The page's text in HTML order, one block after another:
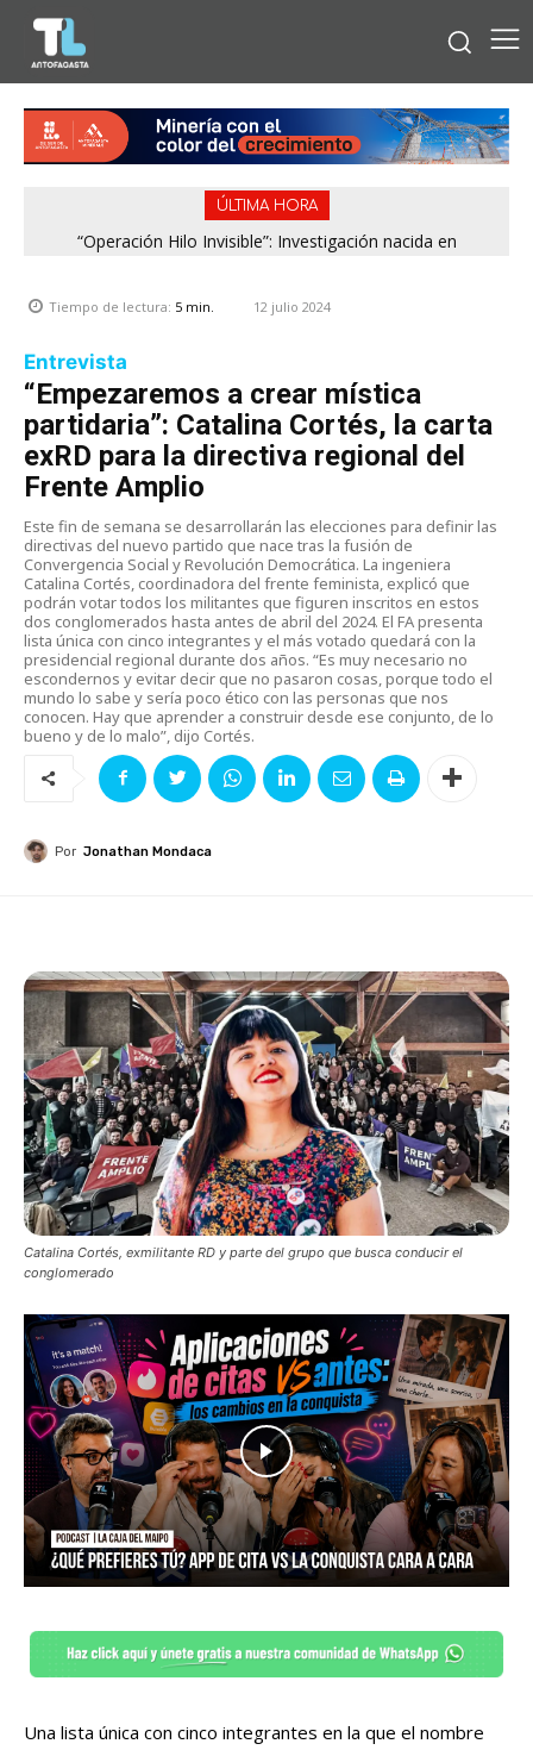
ÚLTIMA HORA
“Operación Hilo Invisible”: Investigación nacida en
Región de Antofagasta enfrentará nuevo episodio
Tiempo de lectura: 5 min. 12 julio 2024
Entrevista
“Empezaremos a crear mística
partidaria”: Catalina Cortés, la carta
exRD para la directiva regional del
Frente Amplio
Este fin de semana se desarrollarán las elecciones para definir las
directivas del nuevo partido que nace tras la fusión de
Convergencia Social y Revolución Democrática. La ingeniera
Catalina Cortés, coordinadora del frente feminista, explicó que
podrán votar todos los militantes que figuren inscritos en estos
dos conglomerados hasta antes de abril del 2024. El FA presenta
lista única con cinco integrantes y el más votado quedará con la
presidencial regional durante dos años. “Es muy necesario no
escondernos y evitar decir que no pasaron cosas, porque todo el
mundo lo sabe y sería poco ético con las personas que nos
conocen. Hay que aprender a construir desde ese conjunto, de lo
bueno y de lo malo”, dijo Cortés.
Por Jonathan Mondaca
Catalina Cortés, exmilitante RD y parte del grupo que busca conducir el
conglomerado
Una lista única con cinco integrantes en la que el nombre